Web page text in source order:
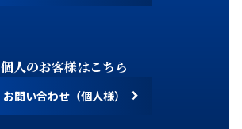
個人のお客様はこちら
お問い合わせ（個人様）